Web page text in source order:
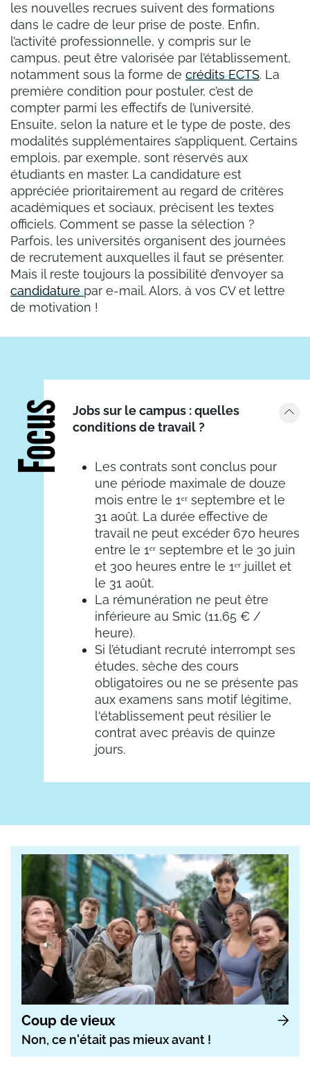
les nouvelles recrues suivent des formations
dans le cadre de leur prise de poste. Enfin,
l’activité professionnelle, y compris sur le
campus, peut être valorisée par l’établissement,
notamment sous la forme de crédits ECTS. La
première condition pour postuler, c’est de
compter parmi les effectifs de l’université.
Ensuite, selon la nature et le type de poste, des
modalités supplémentaires s’appliquent. Certains
emplois, par exemple, sont réservés aux
étudiants en master. La candidature est
appréciée prioritairement au regard de critères
académiques et sociaux, précisent les textes
officiels. Comment se passe la sélection ?
Parfois, les universités organisent des journées
de recrutement auxquelles il faut se présenter.
Mais il reste toujours la possibilité d’envoyer sa
candidaturepar e-mail. Alors, à vos CV et lettre
de motivation !
Focus
Jobs sur le campus : quelles
conditions de travail ?
Les contrats sont conclus pour
une période maximale de douze
mois entre le 1ᵉʳ septembre et le
31 août. La durée effective de
travail ne peut excéder 670 heures
entre le 1ᵉʳ septembre et le 30 juin
et 300 heures entre le 1ᵉʳ juillet et
le 31 août.
La rémunération ne peut être
inférieure au Smic (11,65 € /
heure).
Si l’étudiant recruté interrompt ses
études, sèche des cours
obligatoires ou ne se présente pas
aux examens sans motif légitime,
l'établissement peut résilier le
contrat avec préavis de quinze
jours.
Coup de vieux
Non, ce n'était pas mieux avant !